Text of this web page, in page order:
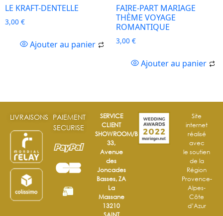
LE KRAFT-DENTELLE
3,00 €
Ajouter au panier
FAIRE-PART MARIAGE
THÈME VOYAGE
ROMANTIQUE
3,00 €
Ajouter au panier
LIVRAISONS
PAIEMENT
SECURISE
SERVICE
CLIENT
SHOWROOM/BOUTIQUE
33,
Avenue
des
Joncades
Basses, ZA
La
Massane
13210
Site
internet
réalisé
avec
le soutien
de la
Région
Provence-
Alpes-
Côte
d’Azur